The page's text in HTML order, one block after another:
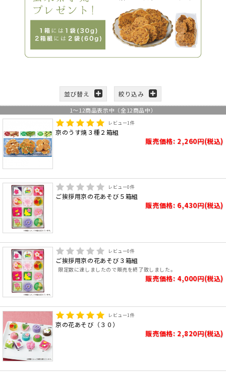
並び替え 絞り込み
1～ 12商品表示中（全 12商品中）
レビュー1件
京のうす焼３種２箱組
販売価格: 2,260円(税込)
レビュー0件
ご挨拶用京の花あそび５箱組
販売価格: 6,430円(税込)
レビュー0件
ご挨拶用京の花あそび３箱組
限定数に達しましたので販売を終了致しました。
販売価格: 4,000円(税込)
レビュー1件
京の花あそび（３０）
販売価格: 2,820円(税込)